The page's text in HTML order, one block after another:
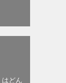
はどん